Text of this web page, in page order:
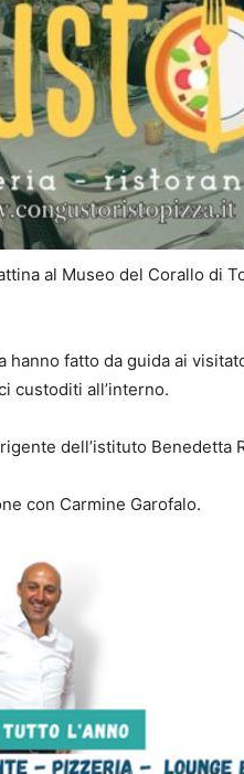
al Museo del Corallo di
hanno fatto da guida ai
custoditi all’interno.
dell’istituto Benedetta
con Carmine Garofalo.